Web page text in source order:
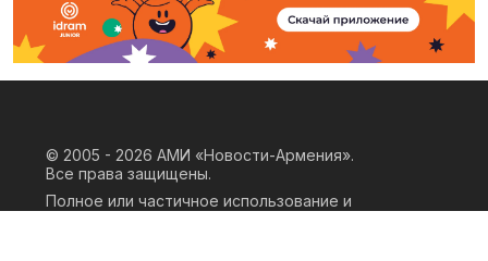
© 2005 - 2026 АМИ «Новости-Армения».
Все права защищены.
Полное или частичное использование и